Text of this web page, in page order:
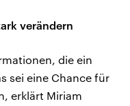
verändern
die ein
sei eine Chance für
erklärt Miriam